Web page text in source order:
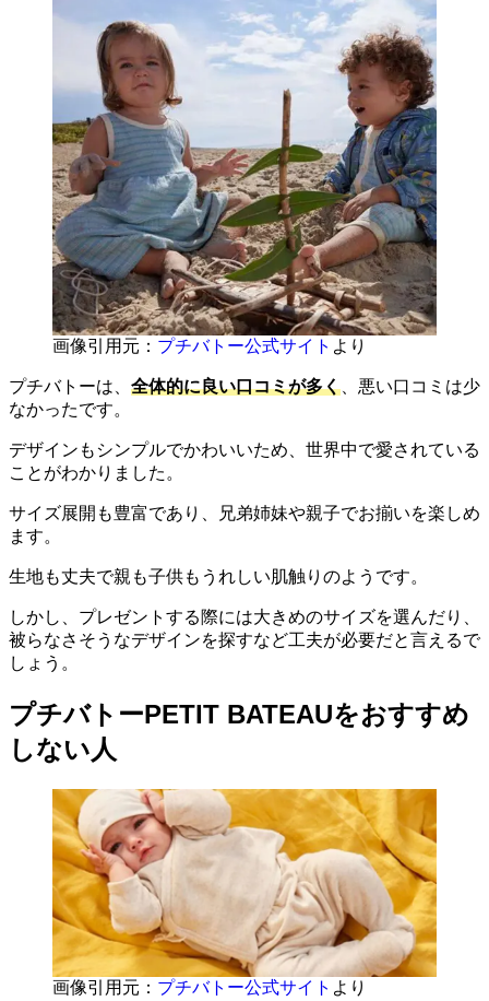
画像引用元： プチバトー公式サイト より
プチバトーは、 全体的に良い口コミが多く 、悪い口コミは少
なかったです。
デザインもシンプルでかわいいため、世界中で愛されている
ことがわかりました。
サイズ展開も豊富であり、兄弟姉妹や親子でお揃いを楽しめ
ます。
生地も丈夫で親も子供もうれしい肌触りのようです。
しかし、プレゼントする際には大きめのサイズを選んだり、
被らなさそうなデザインを探すなど工夫が必要だと言えるで
しょう。
プチバトーPETIT BATEAUをおすすめ
しない人
画像引用元： プチバトー公式サイト より